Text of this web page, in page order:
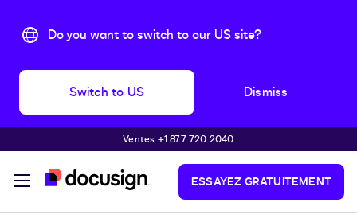
Do you want to switch to our US site?
Switch to US Dismiss
Passer au contenu principalVentes +1 877 720 2040
ESSAYEZ GRATUITEMENT